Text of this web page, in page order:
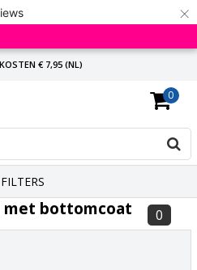
×
€ 7,95 (NL)
VANAF € 65,-
ANTWOORD
0
FILTERS
met bottomcoat 0